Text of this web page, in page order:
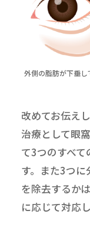
外側の脂肪が下垂し
改めてお伝え
治療として眼
て3つのすべ
す。また3つ
を除去するか
に応じて対応